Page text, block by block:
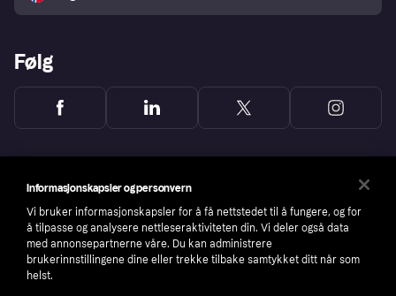
Følg
Informasjonskapsler og personvern
Vi bruker informasjonskapsler for å få nettstedet til å fungere, og for
å tilpasse og analysere nettleseraktiviteten din. Vi deler også data
med annonsepartnerne våre. Du kan administrere
brukerinnstillingene dine eller trekke tilbake samtykket ditt når som
helst.